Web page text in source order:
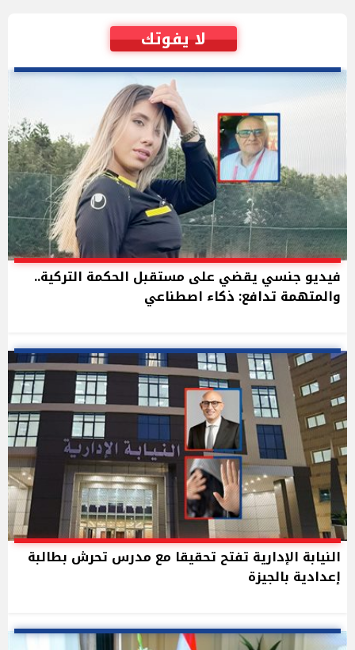
لا يفوتك
فيديو جنسي يقضي على مستقبل الحكمة التركية..
والمتهمة تدافع: ذكاء اصطناعي
النيابة الإدارية تفتح تحقيقا مع مدرس تحرش بطالبة
إعدادية بالجيزة